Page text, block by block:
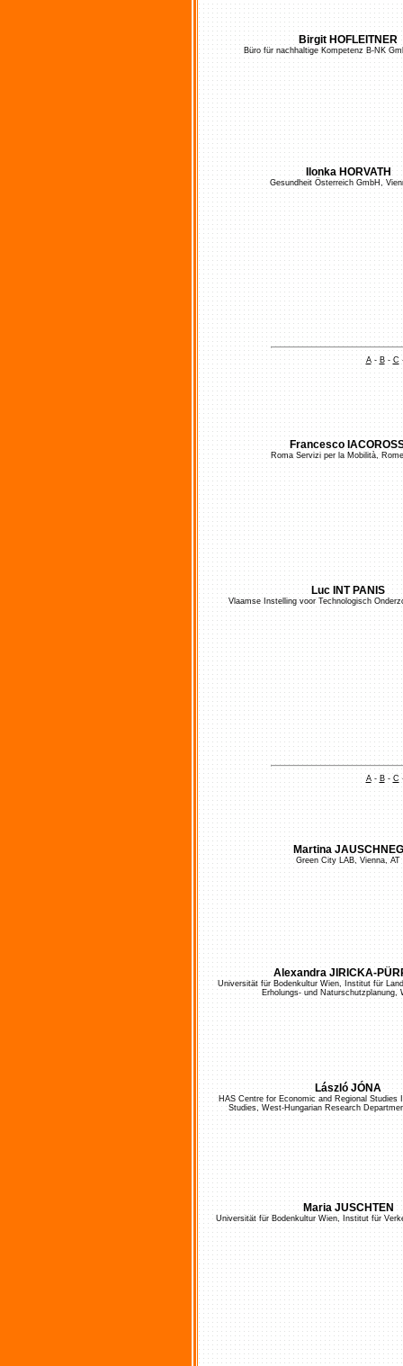
Birgit HOFLEITNER
Büro für nachhaltige Kompetenz B-NK
Ilonka HORVATH
Gesundheit Österreich GmbH,
A-B-C
Francesco
Roma Servizi per la Mobilità,
Luc INT PANIS
Vlaamse Instelling voor Technologisch
A-B-C
Martina JAUSCHNEG
Green City LAB, Vienna, AT
Alexandra JIRICKA-
Universität für Bodenkultur Wien, Institut für
Erholungs- und Naturschutzplanung,
László JÓNA
HAS Centre for Economic and Regional Studies
Studies, West-Hungarian Research
Maria JUSCHTEN
Universität für Bodenkultur Wien, Institut für